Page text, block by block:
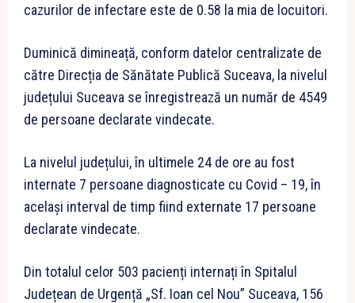
cazurilor de infectare este de 0.58 la mia de locuitori.
Duminică dimineață, conform datelor centralizate de
către Direcția de Sănătate Publică Suceava, la nivelul
județului Suceava se înregistrează un număr de 4549
de persoane declarate vindecate.
La nivelul județului, în ultimele 24 de ore au fost
internate 7 persoane diagnosticate cu Covid – 19, în
același interval de timp fiind externate 17 persoane
declarate vindecate.
Din totalul celor 503 pacienți internați în Spitalul
Județean de Urgență „Sf. Ioan cel Nou” Suceava, 156